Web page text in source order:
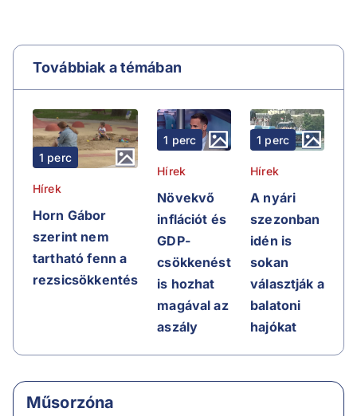
Továbbiak a témában
1 perc
Hírek
Horn Gábor
szerint nem
tartható fenn a
rezsicsökkentés
1 perc
Hírek
Növekvő
inflációt és
GDP-
csökkenést
is hozhat
magával az
aszály
1 perc
Hírek
A nyári
szezonban
idén is
sokan
választják a
balatoni
hajókat
Műsorzóna